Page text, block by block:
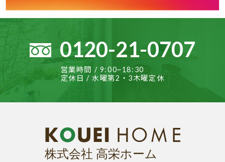
0120-21-0707
営業時間 / 9:00~18:30
定休日 / 水曜第2・3木曜定休